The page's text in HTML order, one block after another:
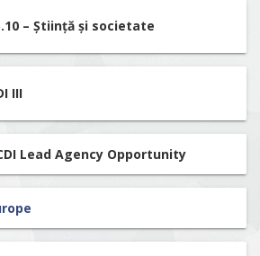
– Știință și societate
III
Lead Agency Opportunity